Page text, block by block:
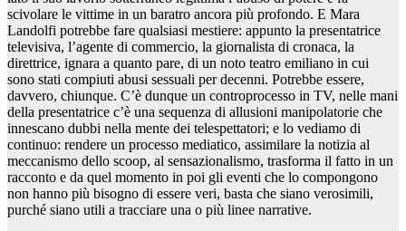
scivolare le vittime in un baratro ancora più profondo. E Mara
Landolfi potrebbe fare qualsiasi mestiere: appunto la presentatrice
televisiva, l’agente di commercio, la giornalista di cronaca, la
direttrice, ignara a quanto pare, di un noto teatro emiliano in cui
sono stati compiuti abusi sessuali per decenni. Potrebbe essere,
davvero, chiunque. C’è dunque un controprocesso in TV, nelle mani
della presentatrice c’è una sequenza di allusioni manipolatorie che
innescano dubbi nella mente dei telespettatori; e lo vediamo di
continuo: rendere un processo mediatico, assimilare la notizia al
meccanismo dello scoop, al sensazionalismo, trasforma il fatto in un
racconto e da quel momento in poi gli eventi che lo compongono
non hanno più bisogno di essere veri, basta che siano verosimili,
purché siano utili a tracciare una o più linee narrative.